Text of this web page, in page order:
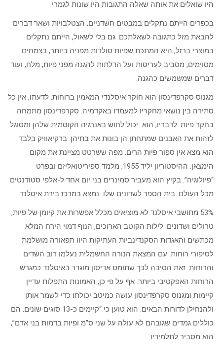
היו שואלים את אותה שאלה התגובות היו שונות לגמרי.
בכפרים הייתם נתקלים במבטים חשדניים, הצטלבויות ושאר דברים
להבאת מזל כתגובה לשאלתכם. גם בלי לשאול, הייתם נתקלים
במוצרי ברזל, היא המתכת שפיות סולדות מפניה ביותר, בצמחים
מסוימים, מסביב לעריסות ועל הדלתות להגנה מפני פיות, מלח, ועוד
דברים שמשמשים כהגנה.
מגנוס סקרפדינסון הוא חוקר איסלנדי המאמין ברוחות. לדעתו, אין כל
סתירה בין נושאי מחקריו למעמדו באקדמיה. סקרפדינסון מתמחה
בחקר פיות. לדבריו, הוא יכול לחוש באנרגיה הקוסמית שלהן ומסוגל
לזהות את האבנים שמתחתן הן בונות את בתיהן. ברקיאוויק בלבד
הוא מצא אין ספור פיות הרים. מפה ששרטט מציינת את מקום
הימצאן. ההיסטוריון יליד 1955, מלמד ספיריטואליזם ובפרט
“פיולוגיה”. בקיץ הוא מעביר סמינרים בני יום אחד ל-אלפי סטודנטים
מכל העולם. בית הספר לשדונים שלו נמצא במרכז בירת איסלנד.
53% מתושבי איסלנד לא מוציאים מכלל אפשרות את קיומן של פיות,
טרולים ושדונים. לילות הקוטב הארוכים, הנוף דמוי הירח המלא
מכתשים והאגדות הסקנדינביות העתיקות היוו תפאורה מושלמת
לסיפורי רוחות. עם המצאת הנורה החשמלית נעלמו רוב השדים
והרוחות. זאת הסיבה לכך שתומס אדיסון מוגדר באיסלנד כמגרש
הרוחות האפקטיבי ביותר. אף על פי כן, האמונות התפלות עדיין
קיימות ומגנוס סקרפדינסון עושה כמיטב יכולתו כדי לשמר אותן
ולהנחילן לדורות הבאים. הוא טוען כי “קיימים כ-13 סוגים שונים. הם
כוללים גמדים שגובהם לא עולה על שני ס”מ ופיות בדמות בני אדם”,
הוא מסביר לתלמידיו.